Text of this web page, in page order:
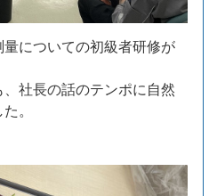
についての初級者研修が
社長の話のテンポに自然
。